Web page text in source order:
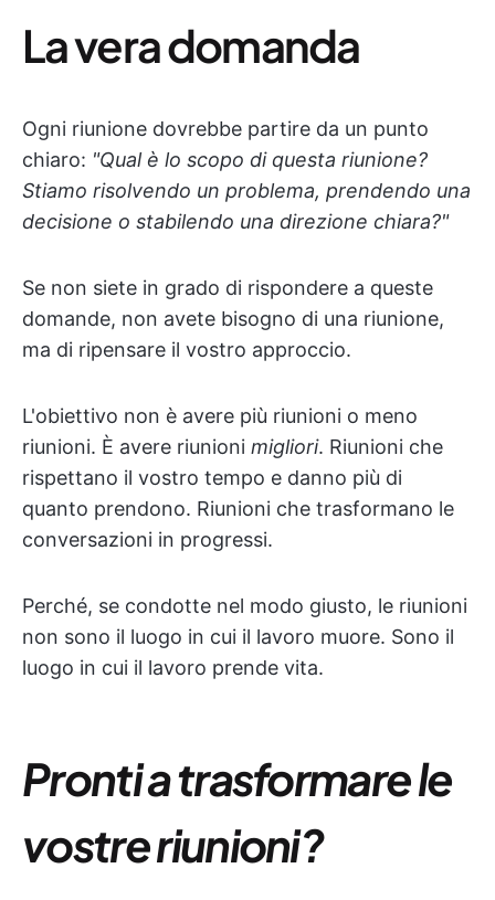
La vera domanda
Ogni riunione dovrebbe partire da un punto
chiaro: "Qual è lo scopo di questa riunione?
Stiamo risolvendo un problema, prendendo una
decisione o stabilendo una direzione chiara?"
Se non siete in grado di rispondere a queste
domande, non avete bisogno di una riunione,
ma di ripensare il vostro approccio.
L'obiettivo non è avere più riunioni o meno
riunioni. È avere riunioni migliori. Riunioni che
rispettano il vostro tempo e danno più di
quanto prendono. Riunioni che trasformano le
conversazioni in progressi.
Perché, se condotte nel modo giusto, le riunioni
non sono il luogo in cui il lavoro muore. Sono il
luogo in cui il lavoro prende vita.
Pronti a trasformare le
vostre riunioni?